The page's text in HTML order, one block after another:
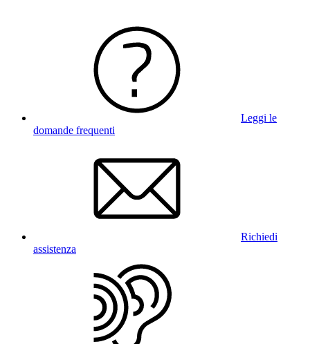
Leggi le
domande frequenti
Richiedi
assistenza